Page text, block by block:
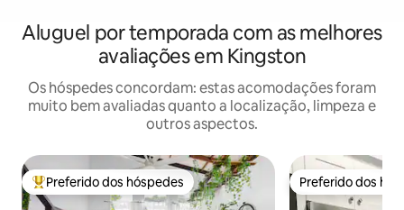
Aluguel por temporada com as melhores
avaliações em Kingston
Os hóspedes concordam: estas acomodações foram
muito bem avaliadas quanto a localização, limpeza e
outros aspectos.
Entre os melhores preferidos dos hóspedes
Preferido dos hóspedes Preferido dos
Preferido dos